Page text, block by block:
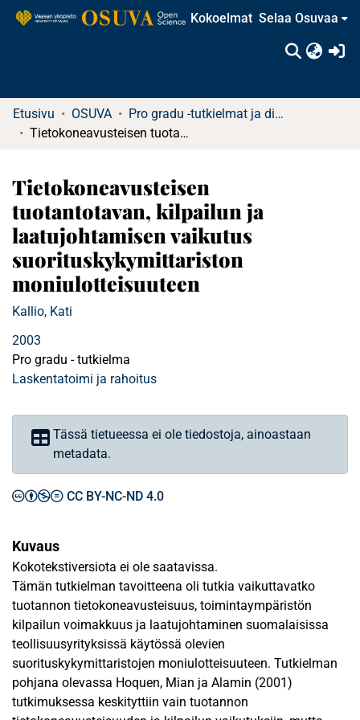
Kokoelmat Selaa Osuvaa
Etusivu OSUVA
Pro gradu -tutkielmat ja diplomityöt
Tietokoneavusteisen tuotantotavan, kilpailun ja laatujohtamisen vaikutus suorituskykymittariston moniulotteisuuteen
Tietokoneavusteisen
tuotantotavan, kilpailun ja
laatujohtamisen vaikutus
suorituskykymittariston
moniulotteisuuteen
Kallio, Kati
2003
Pro gradu - tutkielma
Laskentatoimi ja rahoitus
Tässä tietueessa ei ole tiedostoja, ainoastaan
metadata.
CC BY-NC-ND 4.0
Kuvaus
Kokotekstiversiota ei ole saatavissa.
Tämän tutkielman tavoitteena oli tutkia vaikuttavatko
tuotannon tietokoneavusteisuus, toimintaympäristön
kilpailun voimakkuus ja laatujohtaminen suomalaisissa
teollisuusyrityksissä käytössä olevien
suorituskykymittaristojen moniulotteisuuteen. Tutkielman
pohjana olevassa Hoquen, Mian ja Alamin (2001)
tutkimuksessa keskityttiin vain tuotannon